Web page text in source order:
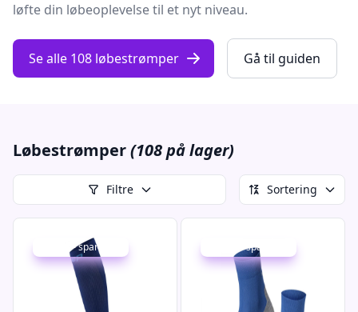
løfte din løbeoplevelse til et nyt niveau.
Se alle 108 løbestrømper Gå til guiden
Løbestrømper(108 på lager)
Filtre Sortering
Udsalg - spar 19 % Udsalg - spar 30 %